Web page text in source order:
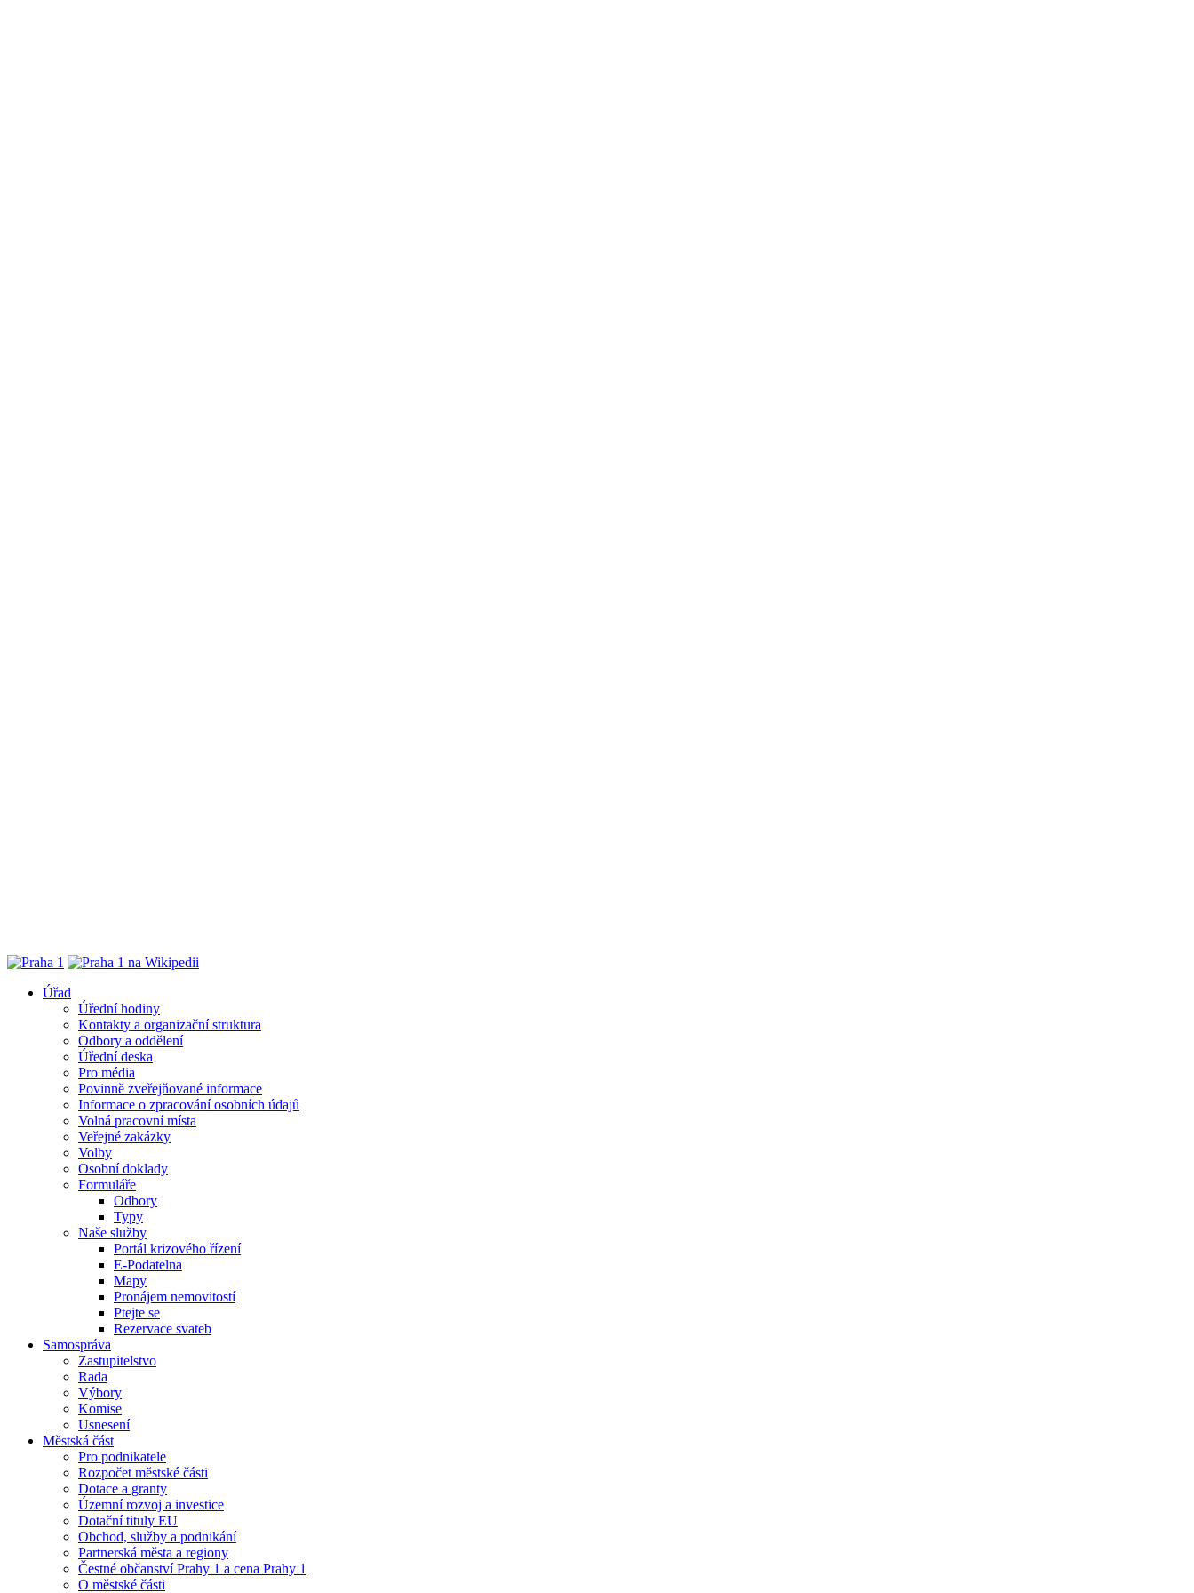
Úřad
Úřední hodiny
Kontakty a organizační struktura
Odbory a oddělení
Úřední deska
Pro média
Povinně zveřejňované informace
Informace o zpracování osobních údajů
Volná pracovní místa
Veřejné zakázky
Volby
Osobní doklady
Formuláře
Odbory
Typy
Naše služby
Portál krizového řízení
E-Podatelna
Mapy
Pronájem nemovitostí
Ptejte se
Rezervace svateb
Samospráva
Zastupitelstvo
Rada
Výbory
Komise
Usnesení
Městská část
Pro podnikatele
Rozpočet městské části
Dotace a granty
Územní rozvoj a investice
Dotační tituly EU
Obchod, služby a podnikání
Partnerská města a regiony
Čestné občanství Prahy 1 a cena Prahy 1
O městské části